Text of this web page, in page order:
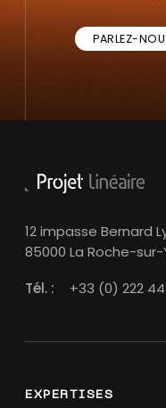
PARLEZ-
12 impasse Bernard
85000 La Roche-sur-
Tél. :
+33 (0) 222
EXPERTISES